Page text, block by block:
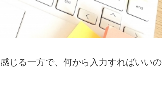
じる一方で、何から入力すればいいの